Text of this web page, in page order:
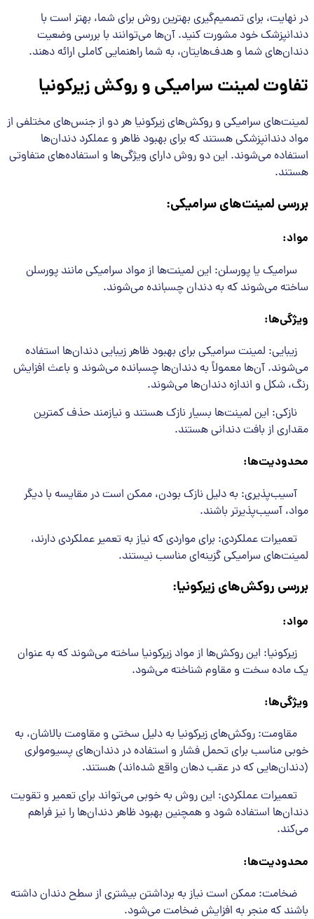
در نهایت، برای تصمیم‌گیری بهترین روش برای شما، بهتر است با
دندانپزشک خود مشورت کنید. آن‌ها می‌توانند با بررسی وضعیت
دندان‌های شما و هدف‌هایتان، به شما راهنمایی کاملی ارائه دهند.
تفاوت لمینت سرامیکی و روکش زیرکونیا
لمینت‌های سرامیکی و روکش‌های زیرکونیا هر دو از جنس‌های مختلفی از
مواد دندانپزشکی هستند که برای بهبود ظاهر و عملکرد دندان‌ها
استفاده می‌شوند. این دو روش دارای ویژگی‌ها و استفاده‌های متفاوتی
هستند.
بررسی لمینت‌های سرامیکی:
مواد:
سرامیک یا پورسلن: این لمینت‌ها از مواد سرامیکی مانند پورسلن
ساخته می‌شوند که به دندان چسبانده می‌شوند.
ویژگی‌ها:
زیبایی: لمینت‌ سرامیکی برای بهبود ظاهر زیبایی دندان‌ها استفاده
می‌شوند. آن‌ها معمولاً به دندان‌ها چسبانده می‌شوند و باعث افزایش
رنگ، شکل و اندازه دندان‌ها می‌شوند.
نازکی: این لمینت‌ها بسیار نازک هستند و نیازمند حذف کمترین
مقداری از بافت دندانی هستند.
محدودیت‌ها:
آسیب‌پذیری: به دلیل نازک بودن، ممکن است در مقایسه با دیگر
مواد، آسیب‌پذیرتر باشند.
تعمیرات عملکردی: برای مواردی که نیاز به تعمیر عملکردی دارند،
لمینت‌های سرامیکی گزینه‌ای مناسب نیستند.
بررسی روکش‌های زیرکونیا:
مواد:
زیرکونیا: این روکش‌ها از مواد زیرکونیا ساخته می‌شوند که به عنوان
یک ماده سخت و مقاوم شناخته می‌شود.
ویژگی‌ها:
مقاومت: روکش‌های زیرکونیا به دلیل سختی و مقاومت بالاشان، به
خوبی مناسب برای تحمل فشار و استفاده در دندان‌های پسیومولری
(دندان‌هایی که در عقب دهان واقع شده‌اند) هستند.
تعمیرات عملکردی: این روش به خوبی می‌تواند برای تعمیر و تقویت
دندان‌ها استفاده شود و همچنین بهبود ظاهر دندان‌ها را نیز فراهم
می‌کند.
محدودیت‌ها:
ضخامت: ممکن است نیاز به برداشتن بیشتری از سطح دندان داشته
باشند که منجر به افزایش ضخامت می‌شود.